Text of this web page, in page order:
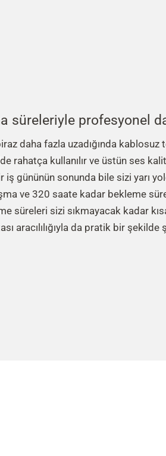
süreleriyle profesyonel
daha fazla uzadığında
rahatça kullanılır ve üstün ses
iş gününün sonunda bile sizi yarı
ve 320 saate kadar bekleme
süreleri sizi sıkmayacak kadar
aracılılığıyla da pratik bir şekilde